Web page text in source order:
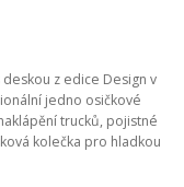
z edice Design v
jedno osičkové
trucků, pojistné
kolečka pro hladkou